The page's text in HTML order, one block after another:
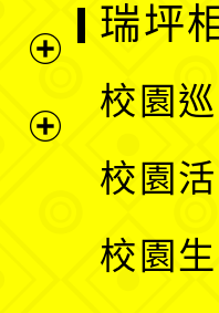
單
選
單
瑞坪
校園
校園
校園